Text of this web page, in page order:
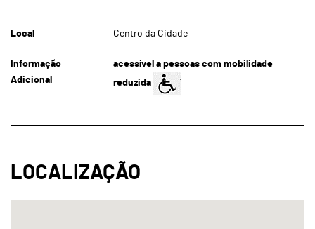
Local Centro da Cidade
Informação
Adicional
acessível a pessoas com mobilidade
reduzida